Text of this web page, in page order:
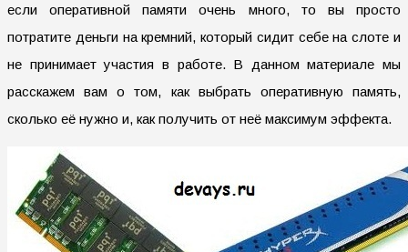
если оперативной памяти очень много, то вы просто
потратите деньги на кремний, который сидит себе на слоте и
не принимает участия в работе. В данном материале мы
расскажем вам о том, как выбрать оперативную память,
сколько её нужно и, как получить от неё максимум эффекта.